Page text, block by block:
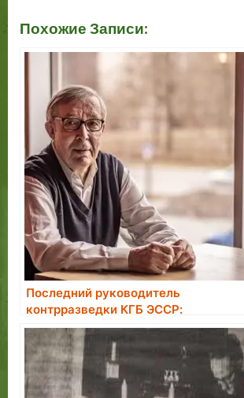
принимали также и
Портал, созданный
скульптором Арентом
Пассером, служит
наиболее ярким
украшением фасада
здания. На фризе
здания (между I и II
этажами) можно
увидеть гербы
крупнейших ганзейских
городов: Лондона,…
Похожие Записи:
Последний руководитель
контрразведки КГБ ЭССР:
большинство завербованных в
агенты считали это большой честью